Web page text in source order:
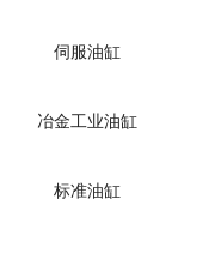
伺服油缸
冶金工业油缸
标准油缸